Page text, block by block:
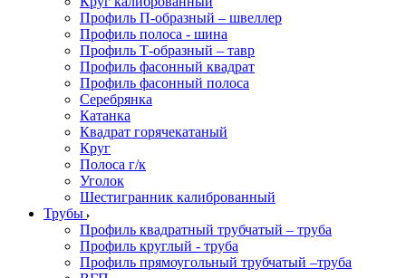
Профиль П-образный – швеллер
Профиль полоса - шина
Профиль Т-образный – тавр
Профиль фасонный квадрат
Профиль фасонный полоса
Серебрянка
Катанка
Квадрат горячекатаный
Круг
Полоса г/к
Уголок
Шестигранник калиброванный
Трубы
Профиль квадратный трубчатый – труба
Профиль круглый - труба
Профиль прямоугольный трубчатый –труба